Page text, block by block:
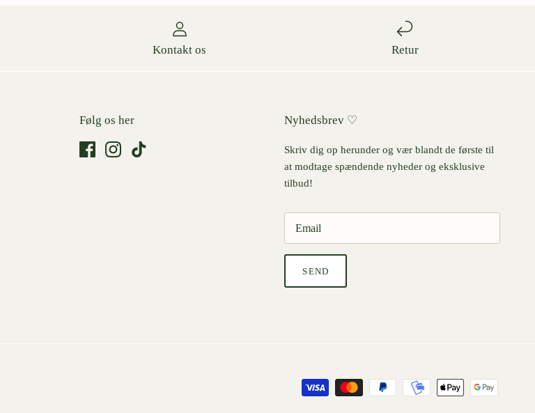
Kontakt os Retur
Følg os her Nyhedsbrev ♡
Skriv dig op herunder og vær blandt de første til
at modtage spændende nyheder og eksklusive
tilbud!
SEND